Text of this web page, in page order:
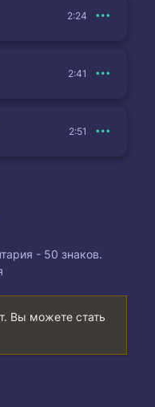
2:24
2:41
2:51
- 50 знаков.
Вы можете стать